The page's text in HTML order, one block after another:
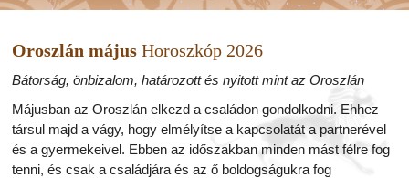
Oroszlán május Horoszkóp 2026
Bátorság, önbizalom, határozott és nyitott mint az Oroszlán
Májusban az Oroszlán elkezd a családon gondolkodni. Ehhez
társul majd a vágy, hogy elmélyítse a kapcsolatát a partnerével
és a gyermekeivel. Ebben az időszakban minden mást félre fog
tenni, és csak a családjára és az ő boldogságukra fog